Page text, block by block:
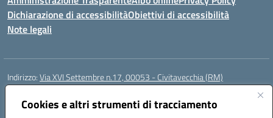
Cookies e altri strumenti di tracciamento
Dichiarazione di accessibilitàObiettivi di accessibilità
Note legali
Indirizzo:Via XVI Settembre n.17, 00053 - Civitavecchia (RM)
Centralino:
Posta elettronica certificata (PEC):rmic8gq00r@pec.istruzione.it